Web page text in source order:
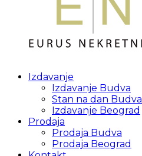
Izdavanje
Izdavanje Budva
Stan na dan Budva
Izdavanje Beograd
Prodaja
Prodaja Budva
Prodaja Beograd